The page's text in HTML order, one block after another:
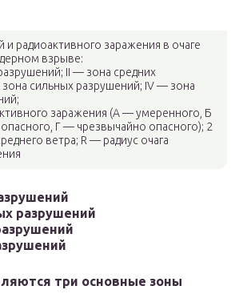
радиоактивного заражения в очаге
взрыве:
II — зона средних
сильных разрушений; IV — зона
заражения (А — умеренного, Б
Г — чрезвычайно опасного); 2
ветра; R — радиус очага
разрушений
три основные зоны